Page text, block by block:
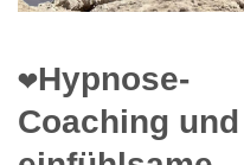
❤️Hypnose-
Coaching und